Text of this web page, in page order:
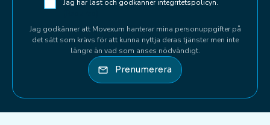
Prenumerera
Samtycke(Required)
Jag har läst och godkänner integritetspolicyn.
Jag godkänner att Movexum hanterar mina personuppgifter på
det sätt som krävs för att kunna nyttja deras tjänster men inte
längre än vad som anses nödvändigt.